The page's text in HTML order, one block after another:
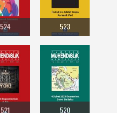
524 523
521 520